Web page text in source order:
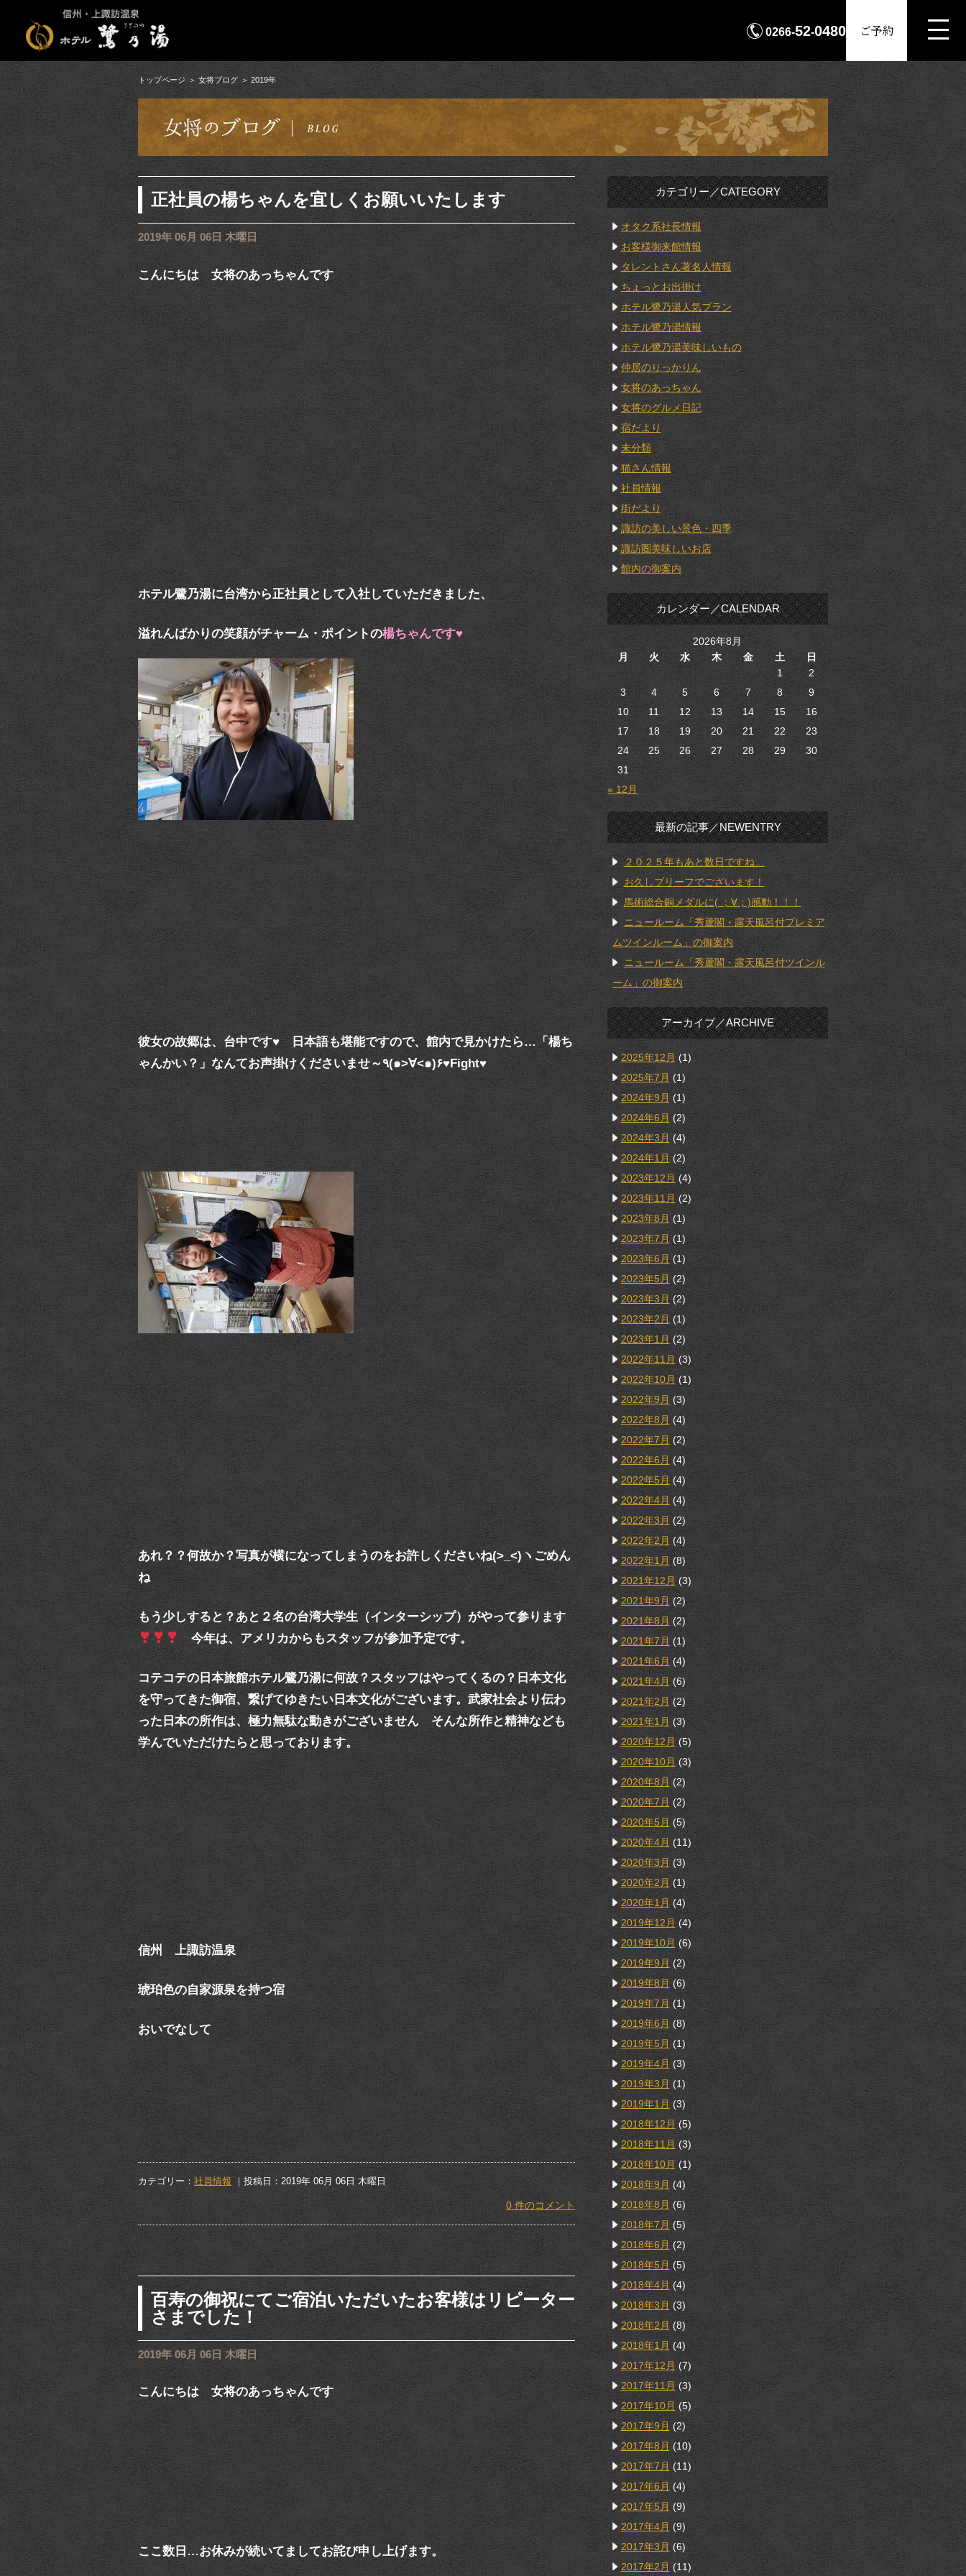
0266-52-0480 ご予約
トップページ 女将ブログ 2019年
正社員の楊ちゃんを宜しくお願いいたします
2019年 06月 06日 木曜日
こんにちは 女将のあっちゃんです
ホテル鷺乃湯に台湾から正社員として入社していただきました、
溢れんばかりの笑顔がチャーム・ポイントの楊ちゃんです♥
彼女の故郷は、台中です♥ 日本語も堪能ですので、館内で見かけたら…「楊ち
ゃんかい？」なんてお声掛けくださいませ～٩(๑>∀<๑)۶♥Fight♥
あれ？？何故か？写真が横になってしまうのをお許しくださいね(>_<)ヽごめん
ね
もう少しすると？あと２名の台湾大学生（インターシップ）がやって参ります
今年は、アメリカからもスタッフが参加予定です。
コテコテの日本旅館ホテル鷺乃湯に何故？スタッフはやってくるの？日本文化
を守ってきた御宿、繋げてゆきたい日本文化がございます。武家社会より伝わ
った日本の所作は、極力無駄な動きがございません そんな所作と精神なども
学んでいただけたらと思っております。
信州 上諏訪温泉
琥珀色の自家源泉を持つ宿
おいでなして
カテゴリー： 社員情報 ｜投稿日：2019年 06月 06日 木曜日
0 件のコメント
百寿の御祝にてご宿泊いただいたお客様はリピーター
さまでした！
2019年 06月 06日 木曜日
こんにちは 女将のあっちゃんです
ここ数日…お休みが続いてましてお詫び申し上げます。
カテゴリー／CATEGORY
オタク系社長情報
お客様御来館情報
タレントさん著名人情報
ちょっとお出掛け
ホテル鷺乃湯人気プラン
ホテル鷺乃湯情報
ホテル鷺乃湯美味しいもの
仲居のりっかりん
女将のあっちゃん
女将のグルメ日記
宿だより
未分類
猫さん情報
社員情報
街だより
諏訪の美しい景色・四季
諏訪圏美味しいお店
館内の御案内
カレンダー／CALENDAR
2026年8月
月
火 水 木 金 土
日
1
2
3
4 5 6 7 8
9
10
11 12 13 14 15
16
17
18 19 20 21 22
23
24
25 26 27 28 29
30
31
« 12月
最新の記事／NEWENTRY
２０２５年もあと数日ですね…
お久しブリーフでございます！
馬術総合銅メダルに( ；∀；)感動！！！
ニュールーム「秀蘆閣・露天風呂付プレミア
ムツインルーム」の御案内
ニュールーム「秀蘆閣・露天風呂付ツインル
ーム」の御案内
アーカイブ／ARCHIVE
2025年12月 (1)
2025年7月 (1)
2024年9月 (1)
2024年6月 (2)
2024年3月 (4)
2024年1月 (2)
2023年12月 (4)
2023年11月 (2)
2023年8月 (1)
2023年7月 (1)
2023年6月 (1)
2023年5月 (2)
2023年3月 (2)
2023年2月 (1)
2023年1月 (2)
2022年11月(3)
2022年10月 (1)
2022年9月(3)
2022年8月 (4)
2022年7月 (2)
2022年6月 (4)
2022年5月 (4)
2022年4月 (4)
2022年3月 (2)
2022年2月 (4)
2022年1月 (8)
2021年12月 (3)
2021年9月 (2)
2021年8月 (2)
2021年7月 (1)
2021年6月 (4)
2021年4月 (6)
2021年2月 (2)
2021年1月(3)
2020年12月 (5)
2020年10月 (3)
2020年8月 (2)
2020年7月 (2)
2020年5月 (5)
2020年4月 (11)
2020年3月 (3)
2020年2月 (1)
2020年1月 (4)
2019年12月 (4)
2019年10月 (6)
2019年9月 (2)
2019年8月 (6)
2019年7月 (1)
2019年6月 (8)
2019年5月 (1)
2019年4月 (3)
2019年3月(1)
2019年1月 (3)
2018年12月 (5)
2018年11月 (3)
2018年10月 (1)
2018年9月 (4)
2018年8月 (6)
2018年7月 (5)
2018年6月 (2)
2018年5月 (5)
2018年4月 (4)
2018年3月 (3)
2018年2月 (8)
2018年1月 (4)
2017年12月 (7)
2017年11月 (3)
2017年10月 (5)
2017年9月 (2)
2017年8月 (10)
2017年7月 (11)
2017年6月 (4)
2017年5月 (9)
2017年4月 (9)
2017年3月 (6)
2017年2月 (11)